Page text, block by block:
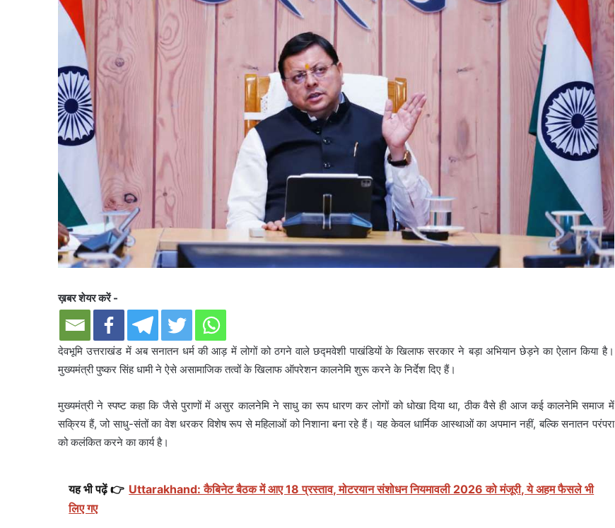
ख़बर शेयर करें -
देवभूमि उत्तराखंड में अब सनातन धर्म की आड़ में लोगों को ठगने वाले छद्मवेशी पाखंडियों के खिलाफ सरकार ने बड़ा अभियान छेड़ने का ऐलान किया है।
मुख्यमंत्री पुष्कर सिंह धामी ने ऐसे असामाजिक तत्वों के खिलाफ ऑपरेशन कालनेमि शुरू करने के निर्देश दिए हैं।
मुख्यमंत्री ने स्पष्ट कहा कि जैसे पुराणों में असुर कालनेमि ने साधु का रूप धारण कर लोगों को धोखा दिया था, ठीक वैसे ही आज कई कालनेमि समाज में
सक्रिय हैं, जो साधु-संतों का वेश धरकर विशेष रूप से महिलाओं को निशाना बना रहे हैं। यह केवल धार्मिक आस्थाओं का अपमान नहीं, बल्कि सनातन परंपरा
को कलंकित करने का कार्य है।
यह भी पढ़ें 👉 Uttarakhand: कैबिनेट बैठक में आए 18 प्रस्ताव, मोटरयान संशोधन नियमावली 2026 को मंजूरी, ये अहम फैसले भी
लिए गए